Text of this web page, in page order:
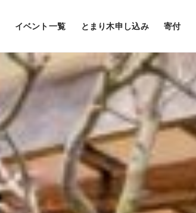
イベント一覧 とまり木申し込み 寄付